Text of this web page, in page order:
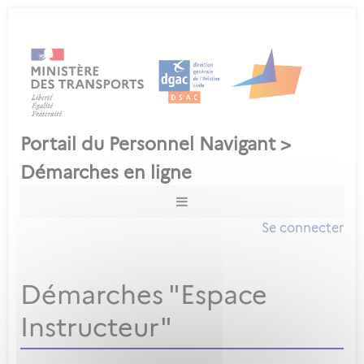
Se connecter
Démarches "Espace
Instructeur"